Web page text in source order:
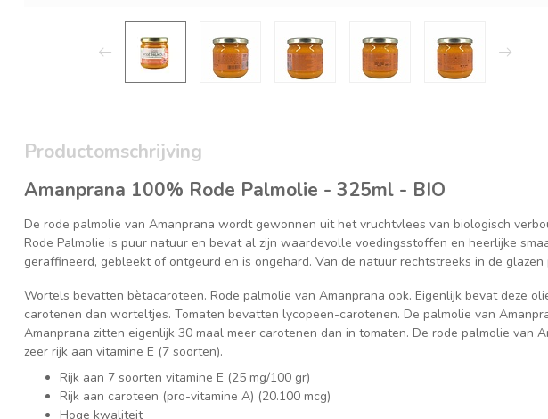
Productomschrijving
Amanprana 100% Rode Palmolie - 325ml - BIO
De rode palmolie van Amanprana wordt gewonnen uit het vruchtvlees van biologisch
Rode Palmolie is puur natuur en bevat al zijn waardevolle voedingsstoffen en heerlijke
geraffineerd, gebleekt of ontgeurd en is ongehard. Van de natuur rechtstreeks in de glazen
Wortels bevatten bètacaroteen. Rode palmolie van Amanprana ook. Eigenlijk bevat deze
carotenen dan worteltjes. Tomaten bevatten lycopeen-carotenen. De palmolie van
Amanprana zitten eigenlijk 30 maal meer carotenen dan in tomaten. De rode palmolie van
zeer rijk aan vitamine E (7 soorten).
Rijk aan 7 soorten vitamine E (25 mg/100 gr)
Rijk aan caroteen (pro-vitamine A) (20.100 mcg)
Hoge kwaliteit